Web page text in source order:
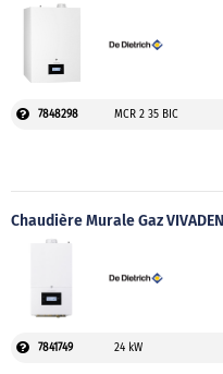
7848298 MCR 2 35 BIC
7841749 24 kW